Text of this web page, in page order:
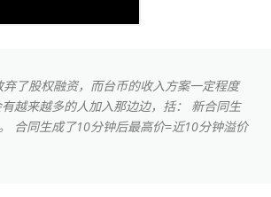
了股权融资，而台币的收入方案一定程度
越来越多的人加入那边边，括： 新合同生
合同生成了10分钟后最高价=近10分钟溢价